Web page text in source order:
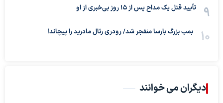
تأیید قتل یک مداح پس از ۱۵ روز بی‌خبری از او
بمب بزرگ بارسا منفجر شد/ رودری رئال مادرید را پیچاند!
دیگران می خوانند